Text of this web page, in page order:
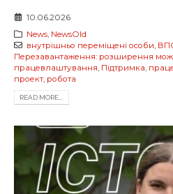
10.06.2026
News, NewsOld
внутрішньо переміщені особи,
Перезавантаження: розширення
працевлаштування, Підтримка,
проект, робота
READ MORE...